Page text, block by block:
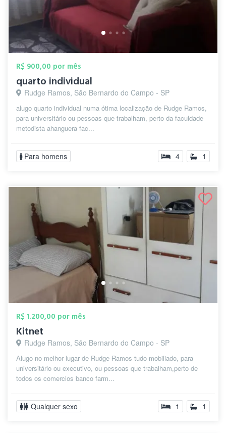
R$ 900,00 por mês
quarto individual
Rudge Ramos, São Bernardo do Campo - SP
alugo quarto individual numa ótima localização de Rudge Ramos,
para universitário ou pessoas que trabalham, perto da faculdade
metodista ahanguera fac...
Para homens 4 1
R$ 1.200,00 por mês
Kitnet
Rudge Ramos, São Bernardo do Campo - SP
Alugo no melhor lugar de Rudge Ramos tudo mobiliado, para
universitário ou executivo, ou pessoas que trabalham,perto de
todos os comercios banco farm...
Qualquer sexo 1 1